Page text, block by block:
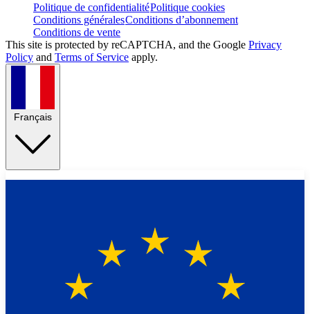
Politique de confidentialitéPolitique cookies
Conditions généralesConditions d’abonnement
Conditions de vente
This site is protected by reCAPTCHA, and the Google Privacy
Policy and Terms of Service apply.
Français